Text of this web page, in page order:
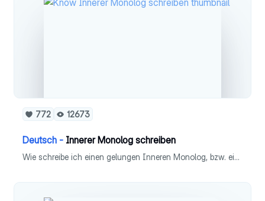
772 12673
Deutsch - Innerer Monolog schreiben
Wie schreibe ich einen gelungen Inneren Monolog, bzw. einen Dialog - Definition & Unterschiede - Merkmale - Schreibplan - Formatierung - Beispiele